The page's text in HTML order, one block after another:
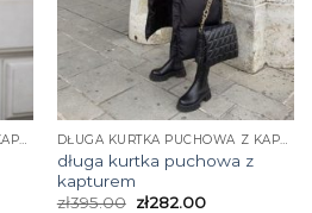
DŁUGA KURTKA PUCHOWA Z KAPTUREM DŁUGA KURTKA PUCHOWA Z KAPTUREM
długa kurtka puchowa z
kapturem
zł395.00 zł282.00